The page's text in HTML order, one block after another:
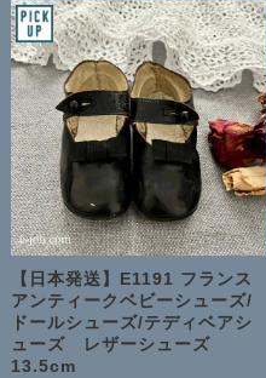
【日本発送】E1191 フランス
アンティークベビーシューズ/
ドールシューズ/テディベアシ
ューズ レザーシューズ
13.5cm